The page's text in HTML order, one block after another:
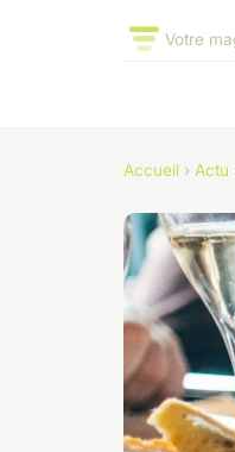
Votre
Accueil › Actu